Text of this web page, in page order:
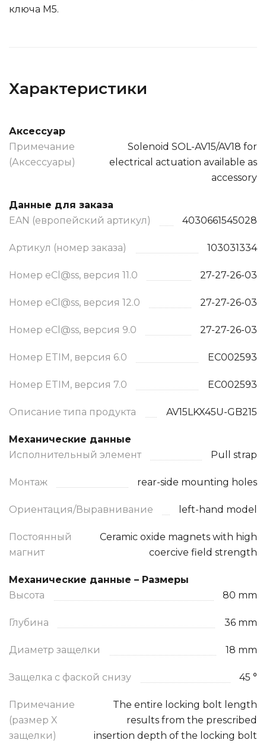
ключа М5.
Характеристики
Аксессуар
Примечание
(Аксессуары)
Solenoid SOL-AV15/AV18 for
electrical actuation available as
accessory
Данные для заказа
EAN (европейский артикул)
4030661545028
Артикул (номер заказа) 103031334
Номер eCl@ss, версия 11.0 27-27-26-03
Номер eCl@ss, версия 12.0 27-27-26-03
Номер eCl@ss, версия 9.0 27-27-26-03
Номер ETIM, версия 6.0 EC002593
Номер ETIM, версия 7.0 EC002593
Описание типа продукта AV15LKX45U-GB215
Механические данные
Исполнительный элемент
Pull strap
Монтаж rear-side mounting holes
Ориентация/Выравнивание left-hand model
Постоянный
магнит
Ceramic oxide magnets with high
coercive field strength
Механические данные – Размеры
Высота
80 mm
Глубина 36 mm
Диаметр защелки 18 mm
Защелка с фаской снизу 45 °
Примечание
(размер X
защелки)
The entire locking bolt length
results from the prescribed
insertion depth of the locking bolt